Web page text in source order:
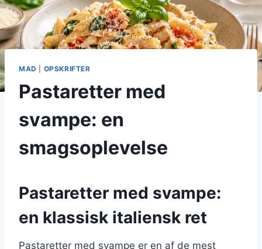
MAD OPSKRIFTER
Pastaretter med
svampe: en
smagsoplevelse
Pastaretter med svampe:
en klassisk italiensk ret
Pastaretter med svampe er en af de mest